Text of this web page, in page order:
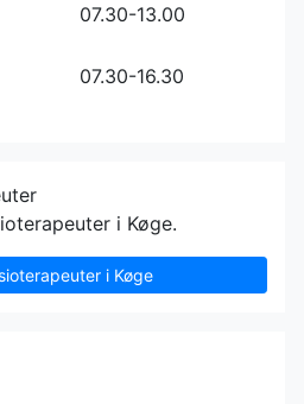
07.30-13.00
07.30-16.30
i Køge.
i Køge